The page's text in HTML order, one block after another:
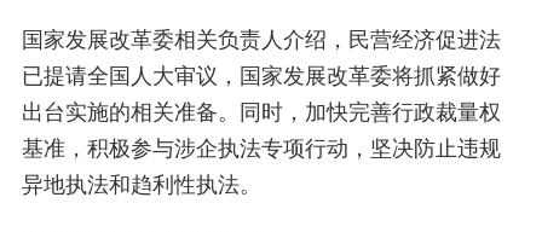
国家发展改革委相关负责人介绍，民营经济促进法
已提请全国人大审议，国家发展改革委将抓紧做好
出台实施的相关准备。同时，加快完善行政裁量权
基准，积极参与涉企执法专项行动，坚决防止违规
异地执法和趋利性执法。